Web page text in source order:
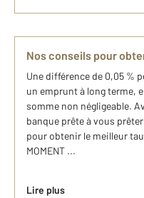
Nos conseils pour
Une différence de 0,05 %
un emprunt à long terme,
somme non négligeable.
banque prête à vous
pour obtenir le meilleur
MOMENT ...
Lire plus